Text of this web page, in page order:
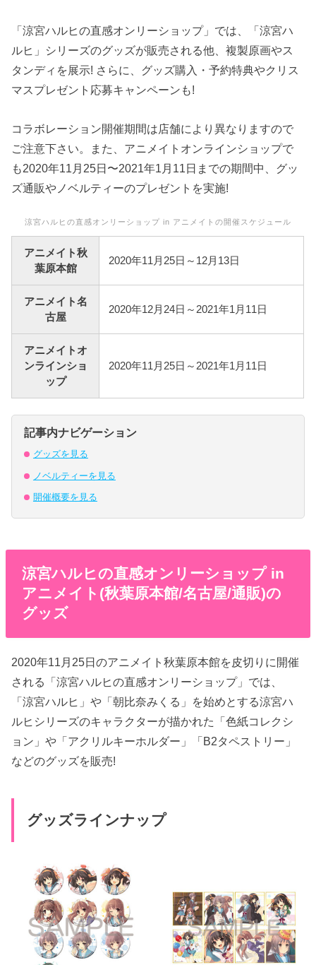
「涼宮ハルヒの直感オンリーショップ」では、「涼宮ハ
ルヒ」シリーズのグッズが販売される他、複製原画やス
タンディを展示! さらに、グッズ購入・予約特典やクリス
マスプレゼント応募キャンペーンも!
コラボレーション開催期間は店舗により異なりますので
ご注意下さい。また、アニメイトオンラインショップで
も2020年11月25日〜2021年1月11日までの期間中、グッ
ズ通販やノベルティーのプレゼントを実施!
涼宮ハルヒの直感オンリーショップ in アニメイトの開催スケジュール
アニメイト秋
葉原本館
2020年11月25日～12月13日
アニメイト名
古屋
2020年12月24日～2021年1月11日
アニメイトオ
ンラインショ
ップ
2020年11月25日～2021年1月11日
記事内ナビゲーション
グッズを見る
ノベルティーを見る
開催概要を見る
涼宮ハルヒの直感オンリーショップ in
アニメイト(秋葉原本館/名古屋/通販)の
グッズ
2020年11月25日のアニメイト秋葉原本館を皮切りに開催
される「涼宮ハルヒの直感オンリーショップ」では、
「涼宮ハルヒ」や「朝比奈みくる」を始めとする涼宮ハ
ルヒシリーズのキャラクターが描かれた「色紙コレクシ
ョン」や「アクリルキーホルダー」「B2タペストリー」
などのグッズを販売!
グッズラインナップ